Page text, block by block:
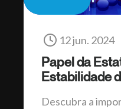
12 jun. 2024
Papel da
Estabilidade
Descubra a